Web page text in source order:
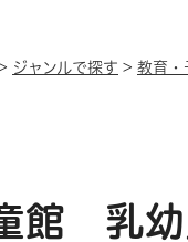
ジャンルで探す > 教育・
館 乳幼